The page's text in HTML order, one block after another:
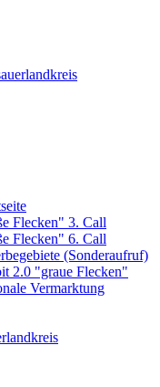
Flecken" 3. Call
Flecken" 6. Call
(Sonderaufruf)
2.0 "graue Flecken"
Vermarktung